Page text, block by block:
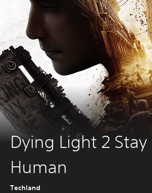
Dying Light 2 Stay
Human
Techland